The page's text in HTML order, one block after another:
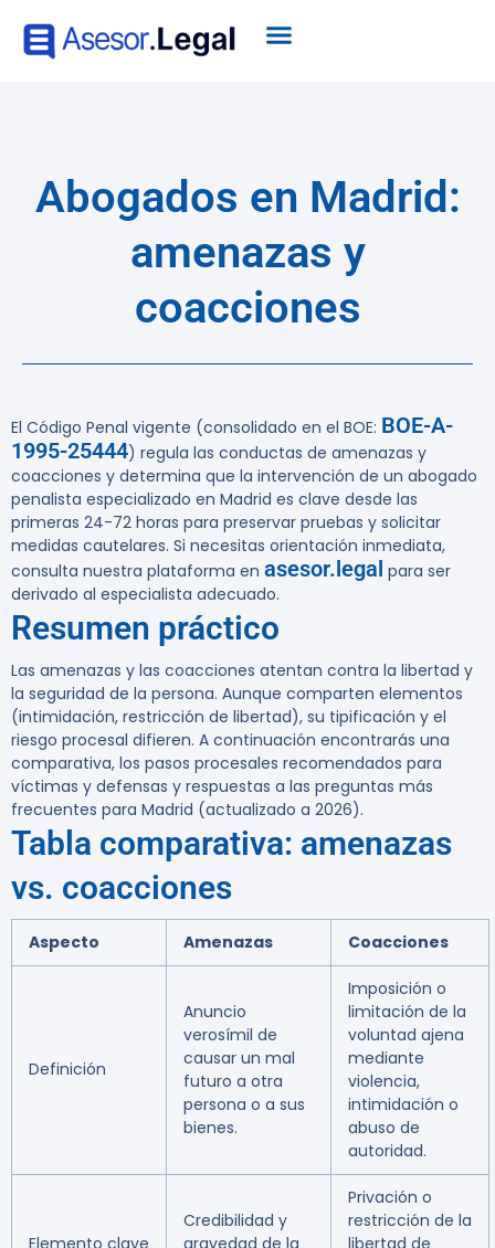
Abogados en Madrid:
amenazas y
coacciones
El Código Penal vigente (consolidado en el BOE: BOE-A-
1995-25444) regula las conductas de amenazas y
coacciones y determina que la intervención de un abogado
penalista especializado en Madrid es clave desde las
primeras 24-72 horas para preservar pruebas y solicitar
medidas cautelares. Si necesitas orientación inmediata,
consulta nuestra plataforma en asesor.legal para ser
derivado al especialista adecuado.
Resumen práctico
Las amenazas y las coacciones atentan contra la libertad y
la seguridad de la persona. Aunque comparten elementos
(intimidación, restricción de libertad), su tipificación y el
riesgo procesal difieren. A continuación encontrarás una
comparativa, los pasos procesales recomendados para
víctimas y defensas y respuestas a las preguntas más
frecuentes para Madrid (actualizado a 2026).
Tabla comparativa: amenazas
vs. coacciones
Aspecto Amenazas Coacciones
Definición
Anuncio
verosímil de
causar un mal
futuro a otra
persona o a sus
bienes.
Imposición o
limitación de la
voluntad ajena
mediante
violencia,
intimidación o
abuso de
autoridad.
Credibilidad y
Privación o
restricción de la